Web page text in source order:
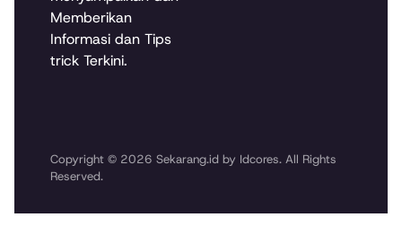
Memberikan
Informasi dan Tips
trick Terkini.
Copyright © 2026 Sekarang.id by Idcores. All Rights
Reserved.